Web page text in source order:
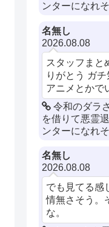
ンターになれそ
名無し
2026.08.08
スタッフまと
りがとう ガ
アニメとかで
令和のダラ
を借りて悪霊
ンターになれそ
名無し
2026.08.08
でも見てる感
情無さそう。
な。